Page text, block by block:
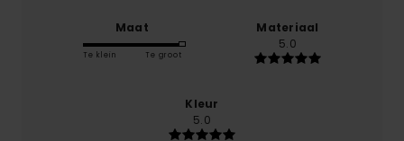
Maat
Te klein Te groot
Materiaal
5.0
Kleur
5.0